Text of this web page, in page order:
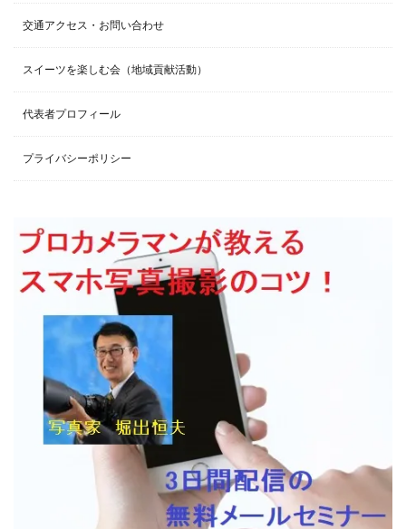
交通アクセス・お問い合わせ
スイーツを楽しむ会（地域貢献活動）
代表者プロフィール
プライバシーポリシー